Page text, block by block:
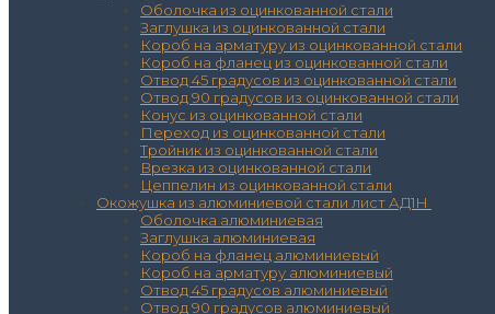
Оболочка из оцинкованной стали
Заглушка из оцинкованной стали
Короб на арматуру из оцинкованной стали
Короб на фланец из оцинкованной стали
Отвод 45 градусов из оцинкованной стали
Отвод 90 градусов из оцинкованной стали
Конус из оцинкованной стали
Переход из оцинкованной стали
Тройник из оцинкованной стали
Врезка из оцинкованной стали
Цеппелин из оцинкованной стали
Окожушка из алюминиевой стали лист АД1Н
Оболочка алюминиевая
Заглушка алюминиевая
Короб на фланец алюминиевый
Короб на арматуру алюминиевый
Отвод 45 градусов алюминиевый
Отвод 90 градусов алюминиевый